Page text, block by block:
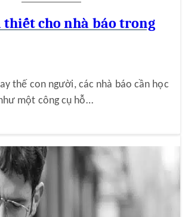
thiết cho nhà báo trong
thế con người, các nhà báo cần học
một công cụ hỗ…